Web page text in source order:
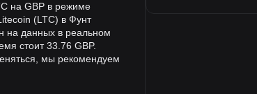
на GBP в режиме
(LTC) в Фунт
на данных в реальном
стоит 33.76 GBP.
мы рекомендуем